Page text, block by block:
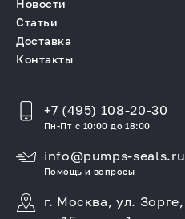
Новости
Статьи
Доставка
Контакты
+7 (495) 108-20-30
Пн-Пт с 10:00 до 18:00
info@pumps-seals.ru
Помощь и вопросы
г. Москва, ул. Зорге,